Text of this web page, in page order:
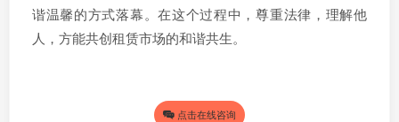
谐温馨的方式落幕。在这个过程中，尊重法律，理解他
人，方能共创租赁市场的和谐共生。
点击在线咨询